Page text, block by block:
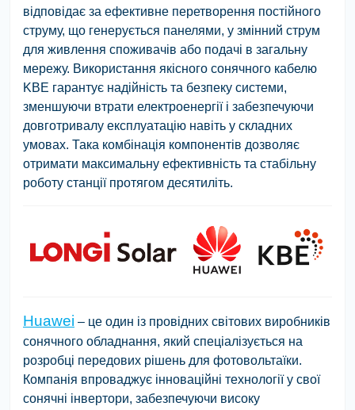
відповідає за ефективне перетворення постійного
струму, що генерується панелями, у змінний струм
для живлення споживачів або подачі в загальну
мережу. Використання якісного сонячного кабелю
KBE гарантує надійність та безпеку системи,
зменшуючи втрати електроенергії і забезпечуючи
довготривалу експлуатацію навіть у складних
умовах. Така комбінація компонентів дозволяє
отримати максимальну ефективність та стабільну
роботу станції протягом десятиліть.
Huawei – це один із провідних світових виробників
сонячного обладнання, який спеціалізується на
розробці передових рішень для фотовольтаїки.
Компанія впроваджує інноваційні технології у свої
сонячні інвертори, забезпечуючи високу